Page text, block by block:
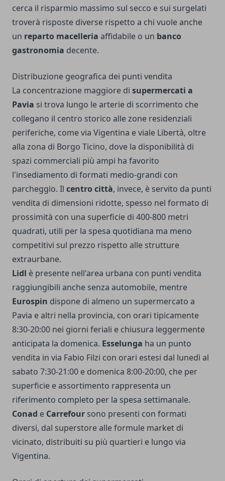
cerca il risparmio massimo sul secco e sui surgelati
troverà risposte diverse rispetto a chi vuole anche
un reparto macelleria affidabile o un banco
gastronomia decente.
Distribuzione geografica dei punti vendita
La concentrazione maggiore di supermercati a
Pavia si trova lungo le arterie di scorrimento che
collegano il centro storico alle zone residenziali
periferiche, come via Vigentina e viale Libertà, oltre
alla zona di Borgo Ticino, dove la disponibilità di
spazi commerciali più ampi ha favorito
l'insediamento di formati medio-grandi con
parcheggio. Il centro città, invece, è servito da punti
vendita di dimensioni ridotte, spesso nel formato di
prossimità con una superficie di 400-800 metri
quadrati, utili per la spesa quotidiana ma meno
competitivi sul prezzo rispetto alle strutture
extraurbane.
Lidl è presente nell'area urbana con punti vendita
raggiungibili anche senza automobile, mentre
Eurospin dispone di almeno un supermercato a
Pavia e altri nella provincia, con orari tipicamente
8:30-20:00 nei giorni feriali e chiusura leggermente
anticipata la domenica. Esselunga ha un punto
vendita in via Fabio Filzi con orari estesi dal lunedì al
sabato 7:30-21:00 e domenica 8:00-20:00, che per
superficie e assortimento rappresenta un
riferimento completo per la spesa settimanale.
Conad e Carrefour sono presenti con formati
diversi, dal superstore alle formule market di
vicinato, distribuiti su più quartieri e lungo via
Vigentina.